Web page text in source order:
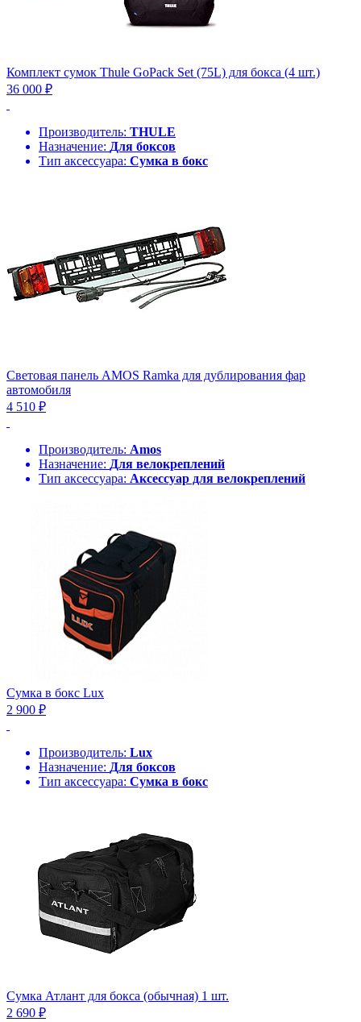
Комплект сумок Thule GoPack Set (75L) для бокса (4 шт.)
36 000 ₽
Производитель: THULE
Назначение: Для боксов
Тип аксессуара: Сумка в бокс
Световая панель AMOS Ramka для дублирования фар
автомобиля
4 510 ₽
Производитель: Amos
Назначение: Для велокреплений
Тип аксессуара: Аксессуар для велокреплений
Сумка в бокс Lux
2 900 ₽
Производитель: Lux
Назначение: Для боксов
Тип аксессуара: Сумка в бокс
Сумка Атлант для бокса (обычная) 1 шт.
2 690 ₽